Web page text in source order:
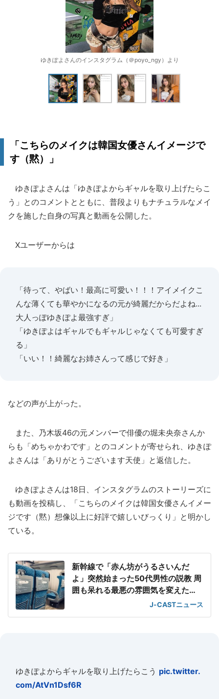
ゆきぽよさんのインスタグラム（＠poyo_ngy）より
「こちらのメイクは韓国女優さんイメージで
す（黙）」
ゆきぽよさんは「ゆきぽよからギャルを取り上げたらこ
う」とのコメントとともに、普段よりもナチュラルなメイ
クを施した自身の写真と動画を公開した。
Xユーザーからは
「待って、やばい！最高に可愛い！！！アイメイクこ
んな薄くても華やかになるの元が綺麗だからだよね...
大人っぽゆきぽよ最強すぎ」
「ゆきぽよはギャルでもギャルじゃなくても可愛すぎ
る」
「いい！！綺麗なお姉さんって感じで好き」
などの声が上がった。
また、乃木坂46の元メンバーで俳優の堀未央奈さんか
らも「めちゃかわです」とのコメントが寄せられ、ゆきぽ
よさんは「ありがとうございます天使」と返信した。
ゆきぽよさんは18日、インスタグラムのストーリーズに
も動画を投稿し、「こちらのメイクは韓国女優さんイメー
ジです（黙）想像以上に好評で嬉しいびっくり」と明かし
ている。
新幹線で「赤ん坊がうるさいんだ
よ」突然始まった50代男性の説教 周
囲も呆れる最悪の雰囲気を変えた
J-CASTニュース
ゆきぽよからギャルを取り上げたらこう pic.twitter.
com/AtVn1Dsf6R